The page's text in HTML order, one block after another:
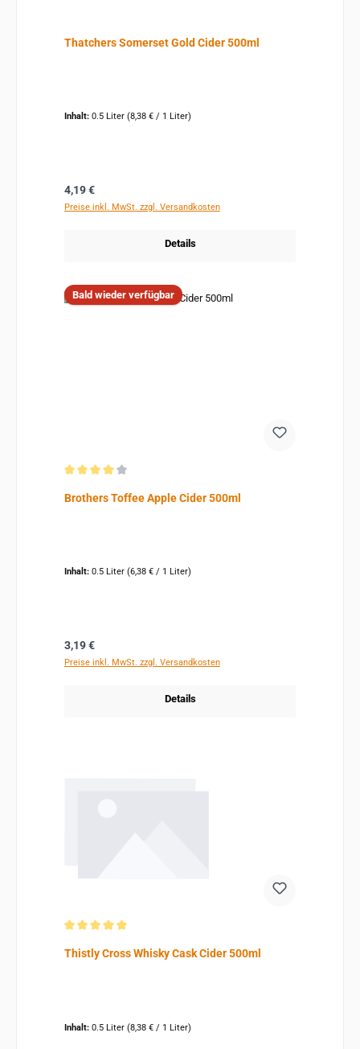
Thatchers Somerset Gold Cider 500ml
Inhalt: 0.5 Liter (8,38 € / 1 Liter)
Regulärer Preis:
4,19 €
Preise inkl. MwSt. zzgl. Versandkosten
Details
Bald wieder verfügbar
Brothers Toffee Apple Cider 500ml
Inhalt: 0.5 Liter (6,38 € / 1 Liter)
Regulärer Preis:
3,19 €
Preise inkl. MwSt. zzgl. Versandkosten
Details
Thistly Cross Whisky Cask Cider 500ml
Inhalt: 0.5 Liter (8,38 € / 1 Liter)